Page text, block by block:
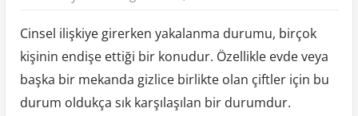
M
ı
”
Cinsel ilişkiye girerken yakalanma durumu, birçok
kişinin endişe ettiği bir konudur. Özellikle evde veya
başka bir mekanda gizlice birlikte olan çiftler için bu
durum oldukça sık karşılaşılan bir durumdur.